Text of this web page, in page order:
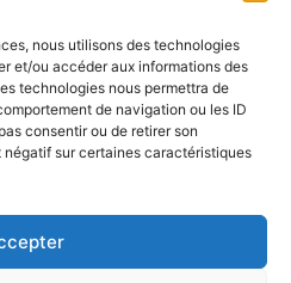
nous utilisons des technologies
et/ou accéder aux informations des
technologies nous permettra de
de navigation ou les ID
consentir ou de retirer son
sur certaines caractéristiques